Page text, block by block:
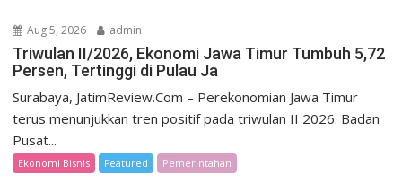
Aug 5, 2026 admin
Triwulan II/2026, Ekonomi Jawa Timur Tumbuh 5,72
Persen, Tertinggi di Pulau Ja
Surabaya, JatimReview.Com – Perekonomian Jawa Timur
terus menunjukkan tren positif pada triwulan II 2026. Badan
Pusat...
Ekonomi Bisnis Featured Pemerintahan